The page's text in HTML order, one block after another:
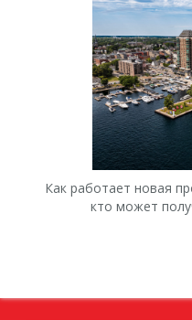
Как работает новая
кто может